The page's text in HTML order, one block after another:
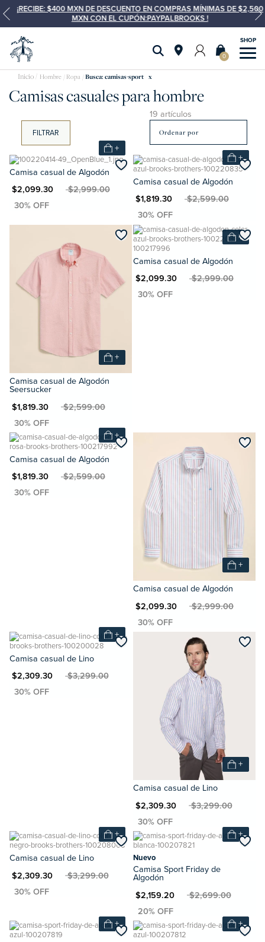
¡RECIBE: $400 MXN DE DESCUENTO EN COMPRAS MÍNIMAS DE $2,500
MXN CON EL CUPÓN:PAYPALBROOKS !
0
Hombre Ropa Busca: camisas-sport x
Camisas casuales para hombre
FILTRAR
19 artículos
+
Camisa casual de Algodón
$2,099.30MXN $2,999.00
+
Camisa casual de Algodón
MXN $1,819.30MXN $2,599.00
+
Camisa casual de Algodón
Seersucker
$1,819.30MXN $2,599.00
+
Camisa casual de Algodón
MXN $2,099.30MXN $2,999.00
+
Camisa casual de Algodón
$1,819.30MXN $2,599.00
+
Camisa casual de Algodón
MXN $2,099.30MXN $2,999.00
+
Camisa casual de Lino
$2,309.30MXN $3,299.00
+
Camisa casual de Lino
MXN $2,309.30MXN $3,299.00
+
Camisa casual de Lino
$2,309.30MXN $3,299.00
+
Nuevo
Camisa Sport Friday de
Algodón
MXN $2,159.20MXN $2,699.00
+ +